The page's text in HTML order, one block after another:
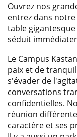
Ouvrez nos
entrez dans notre
table
séduit
Le Campus
paix et de
s'évader de
conversations
confidentielles.
réunion
caractère et ses